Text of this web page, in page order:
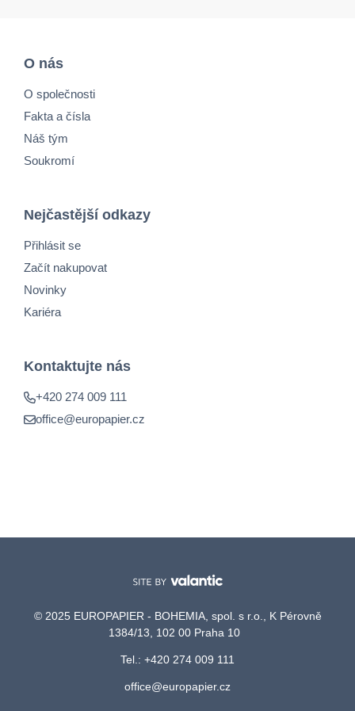
O nás
O společnosti
Fakta a čísla
Náš tým
Soukromí
Nejčastější odkazy
Přihlásit se
Začít nakupovat
Novinky
Kariéra
Kontaktujte nás
+420 274 009 111
office@europapier.cz
© 2025 EUROPAPIER - BOHEMIA, spol. s r.o., K Pérovně
1384/13, 102 00 Praha 10
Tel.: +420 274 009 111
office@europapier.cz